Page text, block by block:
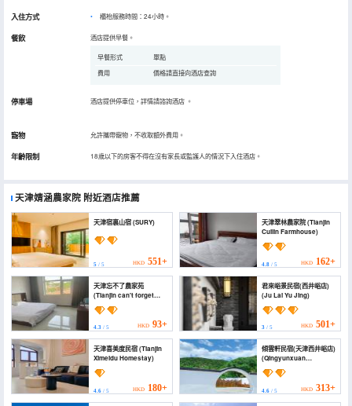
入住方式 櫃枱服務時間：24小時。
餐飲 酒店提供早餐。
早餐形式
單點
費用
價格請直接向酒店查詢
停車場 酒店提供停車位，詳情請諮詢酒店 。
寵物 允許攜帶寵物，不收取額外費用。
年齡限制 18歲以下的房客不得在沒有家長或監護人的情況下入住酒店。
天津婧涵農家院 附近酒店推薦
天津宿裏山宿 (SURY)
5 / 5 HKD 551+
天津翠林農家院 (Tianjin
Cuilin Farmhouse)
4.8/ 5 HKD 162+
天津忘不了農家苑
(Tianjin can't forget
Farmhouse Garden)
4.3 / 5 HKD 93+
君來峪景民宿(西井峪店)
(Ju Lai Yu Jing)
3/ 5 HKD 501+
天津喜美度民宿 (Tianjin
Ximeidu Homestay)
4.6 / 5 HKD 180+
傾雲軒民宿(天津西井峪店)
(Qingyunxuan
Homestay (Tianjin
Xijingyu))
4.6/ 5 HKD 313+